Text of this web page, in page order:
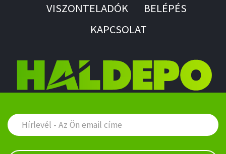
VISZONTELADÓK
BELÉPÉS
KAPCSOLAT